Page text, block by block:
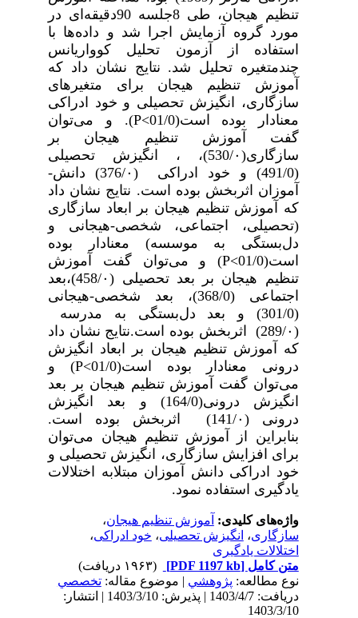
تنظیم هیجان، طی 8جلسه 90دقیقه‌­ای در
مورد گروه آزمایش اجرا شد و داده­‌ها با
استفاده از آزمون تحلیل کوواریانس
چندمتغیره تحلیل شد.نتایج نشان داد که
آموزش تنظیم هیجان برای متغیرهای
سازگاری، انگیزش تحصیلی و خود ادراکی
معنا­دار بوده است(01/0
P<). و می‌توان
گفت آموزش تنظیم هیجان بر
سازگاری(530/۰)، ، انگیزش تحصیلی
(491/0) و خود ادراکی (376/۰) دانش‌­
آموزان اثربخش بوده است. نتایج نشان داد
که آموزش تنظیم هیجان بر ابعاد سازگاری
(تحصیلی، اجتماعی، شخصی-هیجانی و
دل‌بستگی به موسسه) معنا­دار بوده
است(01/0
P<) و می‌توان گفت آموزش
تنظیم هیجان بر بعد تحصیلی (458/۰)،بعد
اجتماعی (368/0)، بعد شخصی-هیجانی
(301/0) و بعد دل‌بستگی به مدرسه
(289/۰) اثربخش بوده است.نتایج نشان داد
که آموزش تنظیم هیجان بر ابعاد انگیزش
درونی معنا­دار بوده است(01/0
P<) و
می‌توان گفت آموزش تنظیم هیجان بر بعد
انگیزش درونی(164/0) و بعد انگیزش
درونی (141/۰) اثربخش بوده است.
بنابراین از آموزش تنظیم هیجان می‌توان
برای افزایش سازگاری، انگیزش تحصیلی و
خود ادراکی دانش آموزان مبتلابه اختلالات
یادگیری استفاده نمود.
واژه‌های کلیدی:آموزش تنظیم هیجان،
سازگاری،انگیزش تحصیلی،خود ادراکی،
اختلالات یادگیری
متن کامل[PDF 1197 kb]
نوع مطالعه:پژوهشي| موضوع مقاله:تخصصي
دریافت: 1403/4/7 | پذیرش: 1403/3/10 | انتشار:
1403/3/10